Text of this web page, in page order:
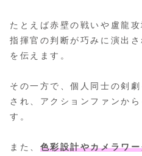
たとえば赤壁の戦いや盧龍
指揮官の判断が巧みに演出
を伝えます。
その一方で、個人同士の剣
され、アクションファンか
す。
また、 色彩設計やカメラワ